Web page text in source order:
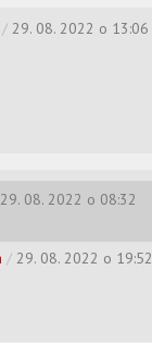
/ 29. 08. 2022 o 13:06
29. 08. 2022 o 08:32
/ 29. 08. 2022 o 19:52